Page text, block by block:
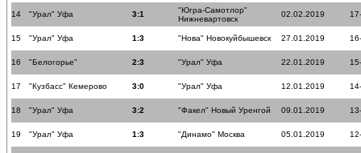
14 "Урал" Уфа 3:1
"Югра-Самотлор"
Нижневартовск
02.02.2019
15 "Урал" Уфа 1:3 "Нова" Новокуйбышевск 27.01.2019
16 "Белогорье" 2:3 "Урал" Уфа 22.01.2019
17 "Кузбасс" Кемерово 3:0 "Урал" Уфа 12.01.2019
18 "Урал" Уфа 3:2 "Факел" Новый Уренгой 09.01.2019
19 "Урал" Уфа 1:3 "Динамо" Москва 05.01.2019